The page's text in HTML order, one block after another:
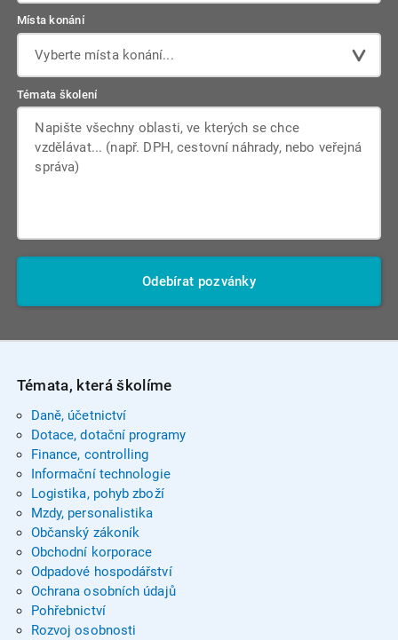
Místa konání
Vyberte místa konání...
Témata školení
Odebírat pozvánky
Témata, která školíme
Daně, účetnictví
Dotace, dotační programy
Finance, controlling
Informační technologie
Logistika, pohyb zboží
Mzdy, personalistika
Občanský zákoník
Obchodní korporace
Odpadové hospodářství
Ochrana osobních údajů
Pohřebnictví
Rozvoj osobnosti